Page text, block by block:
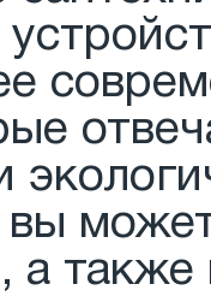
вы
а